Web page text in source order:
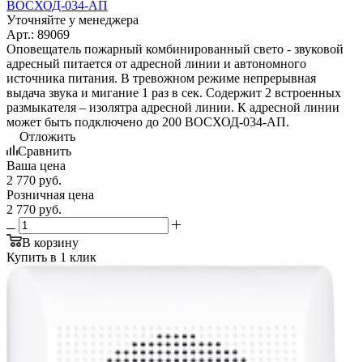
ВОСХОД-034-АП
Уточняйте у менеджера
Арт.: 89069
Оповещатель пожарный комбинированный свето - звуковой
адресный питается от адресной линии и автономного
источника питания. В тревожном режиме непрерывная
выдача звука и мигание 1 раз в сек. Содержит 2 встроенных
размыкателя – изолятра адресной линии. К адресной линии
может быть подключено до 200 ВОСХОД-034-АП.
Отложить
Сравнить
Ваша цена
2 770 руб.
Розничная цена
2 770 руб.
В корзину
Купить в 1 клик